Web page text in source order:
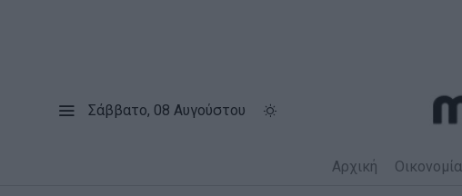
Σάββατο, 08 Αυγούστου
Αρχική Οικονομία